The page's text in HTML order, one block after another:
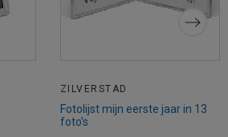
ZILVERSTAD
Fotolijst mijn eerste jaar in 13
foto's